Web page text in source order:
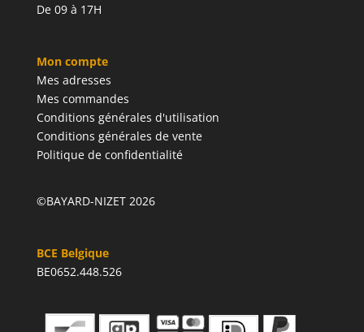
De 09 à 17H
Mon compte
Mes adresses
Mes commandes
Conditions générales d'utilisation
Conditions générales de vente
Politique de confidentialité
©BAYARD-NIZET 2026
BCE Belgique
BE0652.448.526